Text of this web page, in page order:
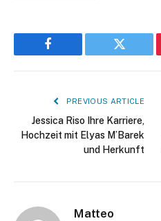
Facebook Twitter
PREVIOUS ARTICLE
Jessica Riso Ihre Karriere,
Hochzeit mit Elyas M’Barek
und Herkunft
Matteo